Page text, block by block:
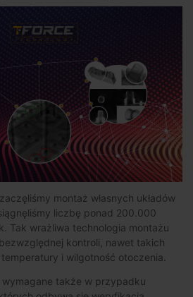
montaż własnych układów
liczbę ponad 200.000
Tak wrażliwa technologia montażu
kontroli, nawet takich
i wilgotność otoczenia.
wymagane także w przypadku